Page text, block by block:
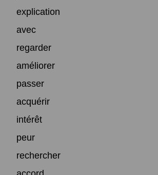
explication
avec
regarder
améliorer
passer
acquérir
intérêt
peur
rechercher